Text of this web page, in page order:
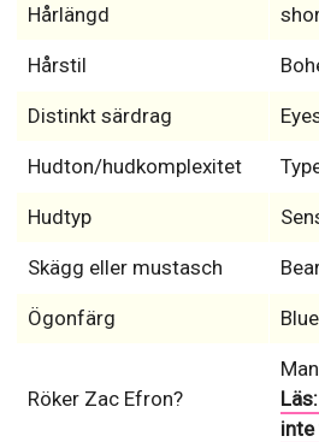
Hårlängd
Hårstil
Distinkt särdrag
Hudton/hudkomplexitet
Hudtyp
Skägg eller mustasch
Ögonfärg Blue
Röker Zac Efron?
inte